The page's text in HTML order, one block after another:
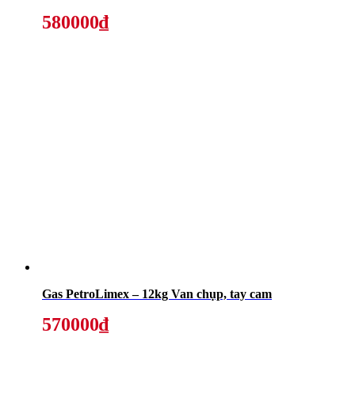
580000₫
Gas PetroLimex – 12kg Van chụp, tay cam
570000₫